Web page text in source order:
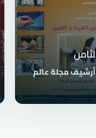
مجلة عالم